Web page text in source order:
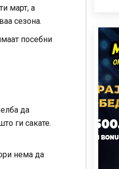
март, а
сезона.
посебни
да
ги сакате.
нема да